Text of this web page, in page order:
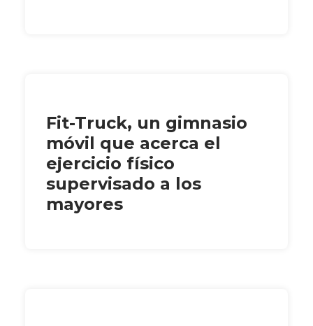
Fit-Truck, un gimnasio
móvil que acerca el
ejercicio físico
supervisado a los
mayores